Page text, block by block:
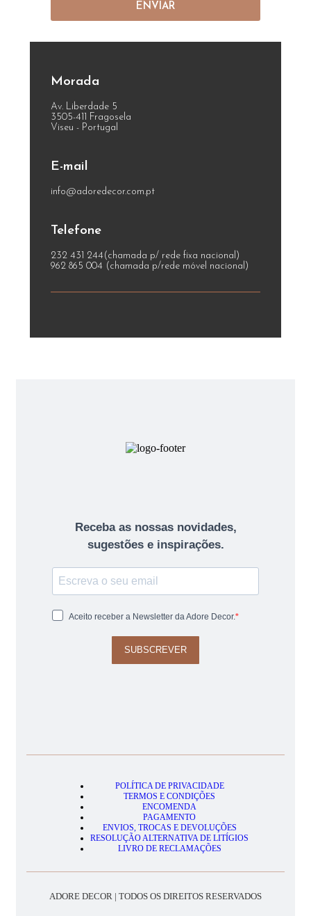
ENVIAR
Morada
Av. Liberdade 5
3505-411 Fragosela
Viseu - Portugal
E-mail
info@adoredecor.com.pt
Telefone
232 431 244 (chamada p/ rede fixa nacional)
962 865 004 (chamada p/rede móvel nacional)
Receba as nossas novidades,
sugestões e inspirações.
Aceito receber a Newsletter da Adore Decor.
SUBSCREVER
POLÍTICA DE PRIVACIDADE
TERMOS E CONDIÇÕES
ENCOMENDA
PAGAMENTO
ENVIOS, TROCAS E DEVOLUÇÕES
RESOLUÇÃO ALTERNATIVA DE LITÍGIOS
LIVRO DE RECLAMAÇÕES
ADORE DECOR | TODOS OS DIREITOS RESERVADOS